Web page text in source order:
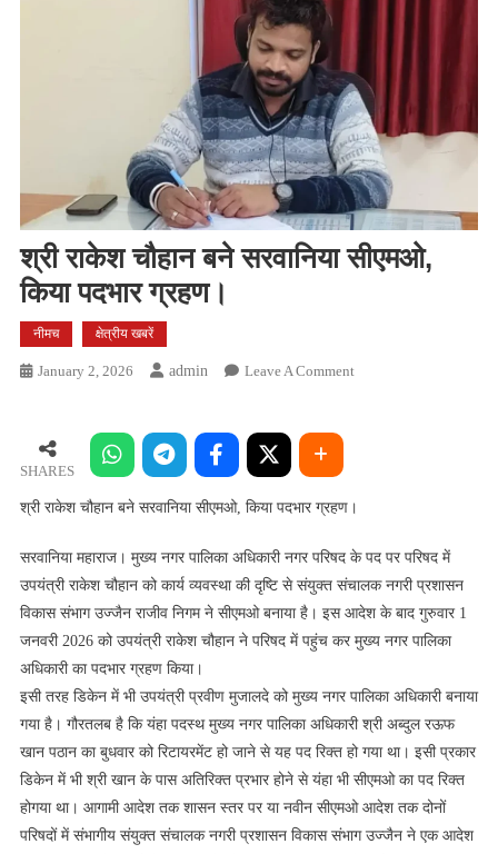
श्री राकेश चौहान बने सरवानिया सीएमओ,
किया पदभार ग्रहण।
नीमच क्षेत्रीय खबरें
January 2, 2026 Admin Leave A CommentOn
किया
SHARES
श्री राकेश चौहान बने सरवानिया सीएमओ, किया पदभार ग्रहण।
सरवानिया महाराज। मुख्य नगर पालिका अधिकारी नगर परिषद के पद पर परिषद में
उपयंत्री राकेश चौहान को कार्य व्यवस्था की दृष्टि से संयुक्त संचालक नगरी प्रशासन
विकास संभाग उज्जैन राजीव निगम ने सीएमओ बनाया है। इस आदेश के बाद गुरुवार 1
जनवरी 2026 को उपयंत्री राकेश चौहान ने परिषद में पहुंच कर मुख्य नगर पालिका
अधिकारी का पदभार ग्रहण किया।
इसी तरह डिकेन में भी उपयंत्री प्रवीण मुजालदे को मुख्य नगर पालिका अधिकारी बनाया
गया है। गौरतलब है कि यंहा पदस्थ मुख्य नगर पालिका अधिकारी श्री अब्दुल रऊफ
खान पठान का बुधवार को रिटायरमेंट हो जाने से यह पद रिक्त हो गया था। इसी प्रकार
डिकेन में भी श्री खान के पास अतिरिक्त प्रभार होने से यंहा भी सीएमओ का पद रिक्त
होगया था। आगामी आदेश तक शासन स्तर पर या नवीन सीएमओ आदेश तक दोनों
परिषदों में संभागीय संयुक्त संचालक नगरी प्रशासन विकास संभाग उज्जैन ने एक आदेश